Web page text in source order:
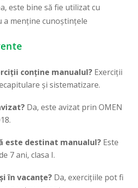
este bine să fie utilizat cu
menține cunoștințele
conține manualul? Exerciții
și sistematizare.
Da, este avizat prin OMEN
este destinat manualul? Este
7 ani, clasa I.
în vacanțe? Da, exercițiile pot fi